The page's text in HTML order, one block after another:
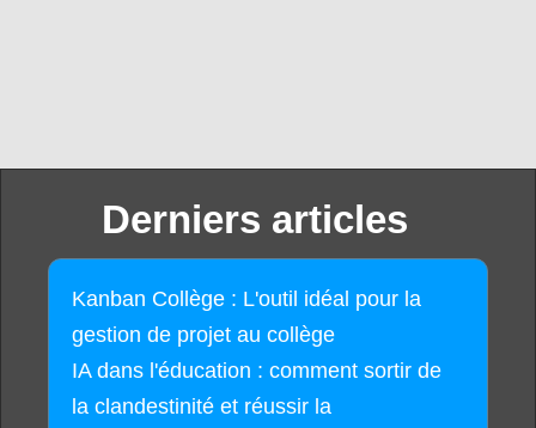
Derniers articles
Kanban Collège : L'outil idéal pour la
gestion de projet au collège
IA dans l'éducation : comment sortir de
la clandestinité et réussir la